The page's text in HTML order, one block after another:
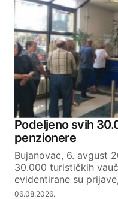
Podeljeno svih
penzionere
Bujanovac, 6. avgust
30.000 turističkih
evidentirane su
06.08.2026.